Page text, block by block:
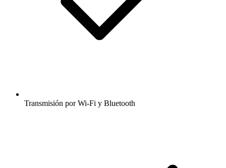
Transmisión por Wi-Fi y Bluetooth